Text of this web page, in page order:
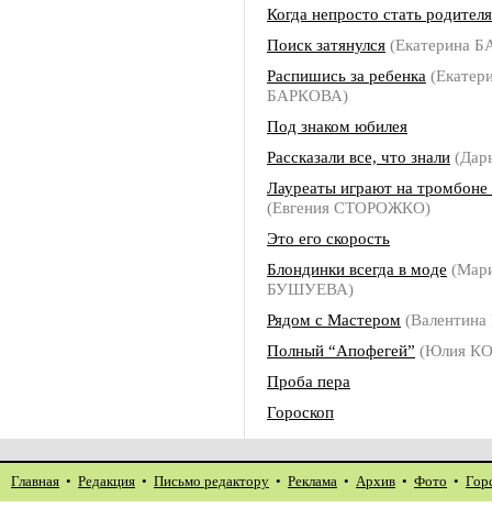
Когда непросто стать
Поиск затянулся (Екатерина
Распишись за ребенка
БАРКОВА)
Под знаком юбилея
Рассказали все, что знали
Лауреаты играют на тромбоне
(Евгения СТОРОЖКО)
Это его скорость
Блондинки всегда в моде
БУШУЕВА)
Рядом с Мастером
Полный “Апофегей” (Юлия
Проба пера
Гороскоп
Главная • Редакция • Письмо редактору • Реклама • Архив • Фото •